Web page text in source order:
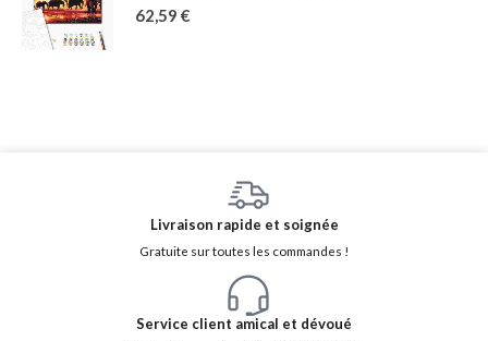
62,59 €
Livraison rapide et soignée
Gratuite sur toutes les commandes !
Service client amical et dévoué